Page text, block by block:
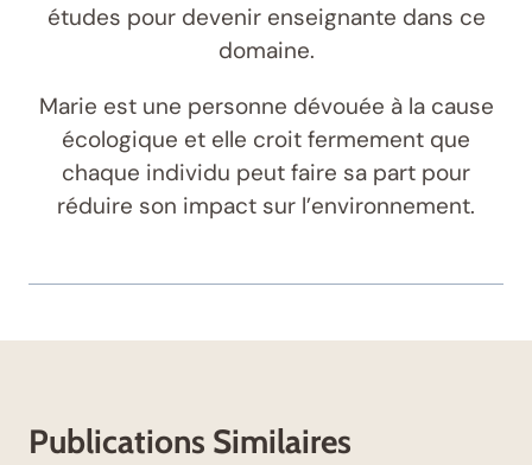
études pour devenir enseignante dans ce
domaine.
Marie est une personne dévouée à la cause
écologique et elle croit fermement que
chaque individu peut faire sa part pour
réduire son impact sur l’environnement.
Publications Similaires